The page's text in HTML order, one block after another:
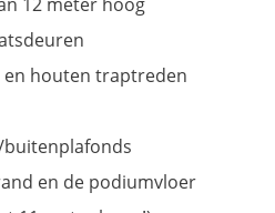
en houten traptreden
en de podiumvloer